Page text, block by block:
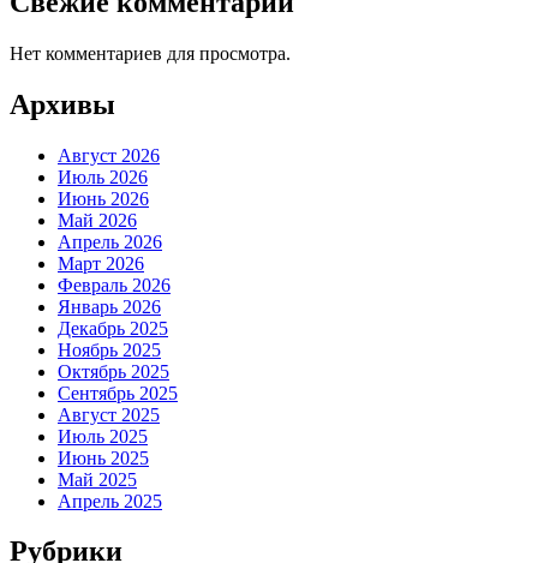
Нет комментариев для просмотра.
Архивы
Август 2026
Июль 2026
Июнь 2026
Май 2026
Апрель 2026
Март 2026
Февраль 2026
Январь 2026
Декабрь 2025
Ноябрь 2025
Октябрь 2025
Сентябрь 2025
Август 2025
Июль 2025
Июнь 2025
Май 2025
Апрель 2025
Рубрики